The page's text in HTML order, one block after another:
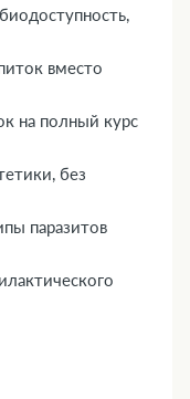
вместо
на полный курс
без
паразитов